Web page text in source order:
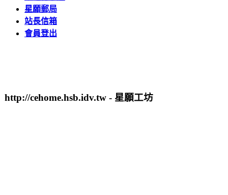
星願郵局
站長信箱
會員登出
http://cehome.hsb.idv.tw - 星願工坊